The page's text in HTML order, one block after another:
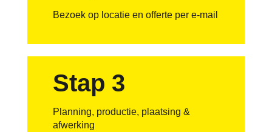
Bezoek op locatie en offerte per e-mail
Stap 3
Planning, productie, plaatsing &
afwerking